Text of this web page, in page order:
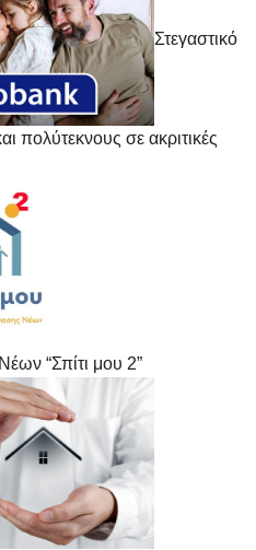
Στεγαστικό
πολύτεκνους σε ακριτικές
“Σπίτι μου 2”